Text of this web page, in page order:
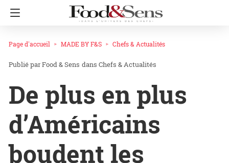
Page d'accueil MADE BY F&S Chefs & Actualités
Food & Sens dans Chefs & Actualités
De plus en plus
d’Américains
boudent les